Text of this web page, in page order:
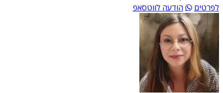
לפרטים
הודעה לווטסאפ